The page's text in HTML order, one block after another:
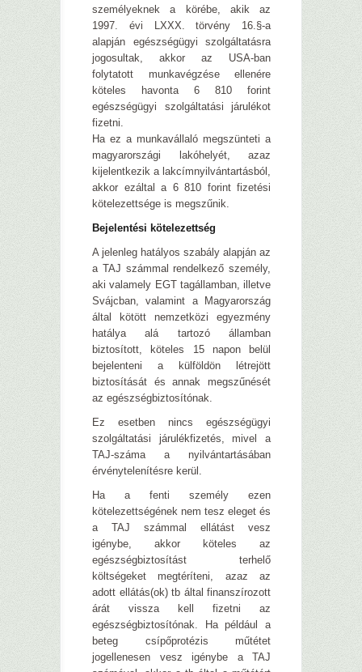
személyeknek a körébe, akik az
1997. évi LXXX. törvény 16.§-a
alapján egészségügyi szolgáltatásra
jogosultak, akkor az USA-ban
folytatott munkavégzése ellenére
köteles havonta 6 810 forint
egészségügyi szolgáltatási járulékot
fizetni.
Ha ez a munkavállaló megszünteti a
magyarországi lakóhelyét, azaz
kijelentkezik a lakcímnyilvántartásból,
akkor ezáltal a 6 810 forint fizetési
kötelezettsége is megszűnik.
Bejelentési kötelezettség
A jelenleg hatályos szabály alapján az
a TAJ számmal rendelkező személy,
aki valamely EGT tagállamban, illetve
Svájcban, valamint a Magyarország
által kötött nemzetközi egyezmény
hatálya alá tartozó államban
biztosított, köteles 15 napon belül
bejelenteni a külföldön létrejött
biztosítását és annak megszűnését
az egészségbiztosítónak.
Ez esetben nincs egészségügyi
szolgáltatási járulékfizetés, mivel a
TAJ-száma a nyilvántartásában
érvénytelenítésre kerül.
Ha a fenti személy ezen
kötelezettségének nem tesz eleget és
a TAJ számmal ellátást vesz
igénybe, akkor köteles az
egészségbiztosítást terhelő
költségeket megtéríteni, azaz az
adott ellátás(ok) tb által finanszírozott
árát vissza kell fizetni az
egészségbiztosítónak. Ha például a
beteg csípőprotézis műtétet
jogellenesen vesz igénybe a TAJ